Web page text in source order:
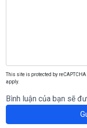
This site is protected by
apply.
Bình luận của bạn sẽ